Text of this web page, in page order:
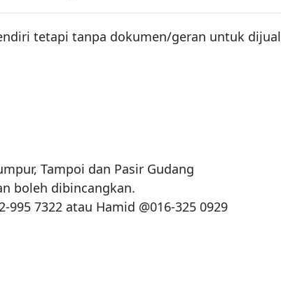
tetapi tanpa dokumen/geran untuk dijual
Tampoi dan Pasir Gudang
boleh dibincangkan.
7322 atau Hamid @016-325 0929